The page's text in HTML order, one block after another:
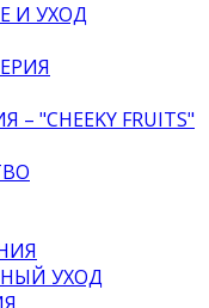
И УХОД
"CHEEKY FRUITS"
УХОД